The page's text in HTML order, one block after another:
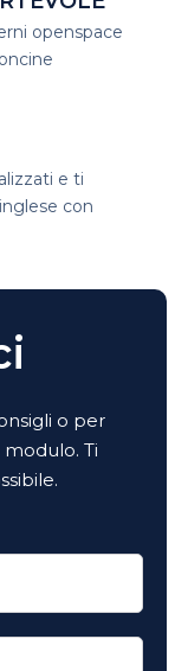
openspace
eti
con
o per
Ti